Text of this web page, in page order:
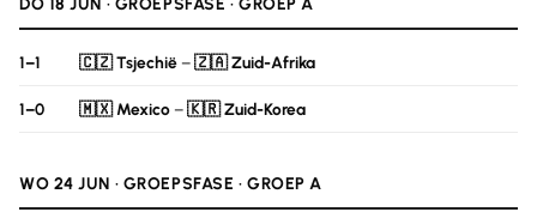
DO 18 JUN · GROEPSFASE · GROEP A
1–1 🇨🇿 Tsjechië–🇿🇦 Zuid-Afrika
1–0 🇲🇽 Mexico–🇰🇷 Zuid-Korea
WO 24 JUN · GROEPSFASE · GROEP A